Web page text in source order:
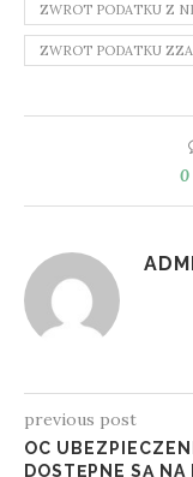
ZWROT PODATKU Z
ZWROT PODATKU
0
previous post
OC
DOSTĘPNE SĄ NA